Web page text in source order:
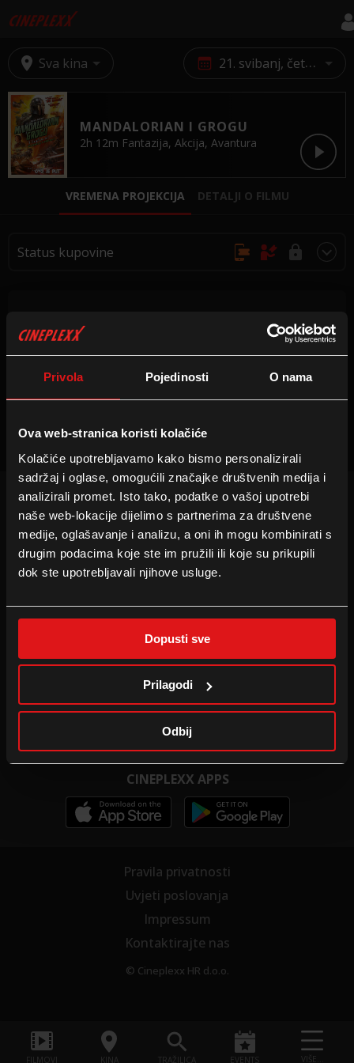
Privola Pojedinosti O nama
Ova web-stranica koristi kolačiće
Kolačiće upotrebljavamo kako bismo personalizirali
sadržaj i oglase, omogućili značajke društvenih medija i
analizirali promet. Isto tako, podatke o vašoj upotrebi
naše web-lokacije dijelimo s partnerima za društvene
medije, oglašavanje i analizu, a oni ih mogu kombinirati s
drugim podacima koje ste im pružili ili koje su prikupili
dok ste upotrebljavali njihove usluge.
Dopusti sve
Prilagodi
Odbij
Sva kina 21. svibanj, četvrtak
MANDALORIAN I GROGU
Fantazija, Akcija, Avantura
2h 12m
VREMENA PROJEKCIJA DETALJI O FILMU
Status kupovine
Kupovina i rezervacije nisu dostupne
Projekcije nisu dostupne
INFORMACIJE
Tehnologije
Cineplexx Bonus Card
PRATITE NAS
Facebook
Instagram
B2B
Oglašavanje u kinu
Press
Portret
Postanite dio tima
CINEPLEXX APPS
© Cineplexx HR d.o.o.
Pravila privatnosti
Uvjeti poslovanja
Impressum
Kontaktirajte nas
FILMOVI KINA TRAŽILICA EVENTS VIŠE...